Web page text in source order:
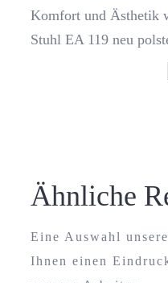
Komfort und Ästhetik
Stuhl EA 119 neu
Ähnliche
Eine Auswahl
Ihnen einen